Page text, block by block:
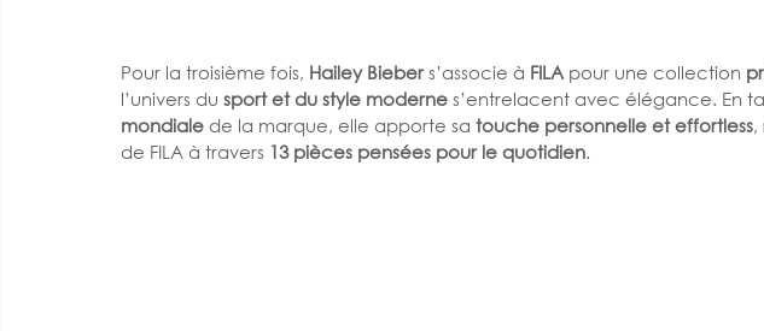
Pour la troisième fois, Hailey Bieber s’associe à FILA pour une collection
l’univers du sport et du style moderne s’entrelacent avec élégance. En
mondiale de la marque, elle apporte sa touche personnelle et effortless,
de FILA à travers 13 pièces pensées pour le quotidien.